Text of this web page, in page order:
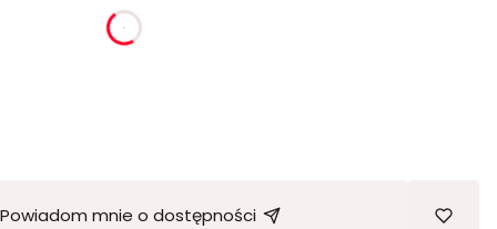
godziny
Powiadom mnie o dostępności